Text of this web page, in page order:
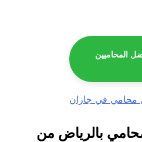
المحاميين
محامي في جازان
بالرياض من